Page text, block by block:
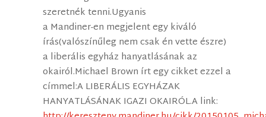
szeretnék tenni.Ugyanis
a Mandiner-en megjelent egy kiváló
írás(valószínűleg nem csak én vette észre)
a liberális egyház hanyatlásának az
okairól.Michael Brown írt egy cikket ezzel a
címmel:A LIBERÁLIS EGYHÁZAK
HANYATLÁSÁNAK IGAZI OKAIRÓL.A link: